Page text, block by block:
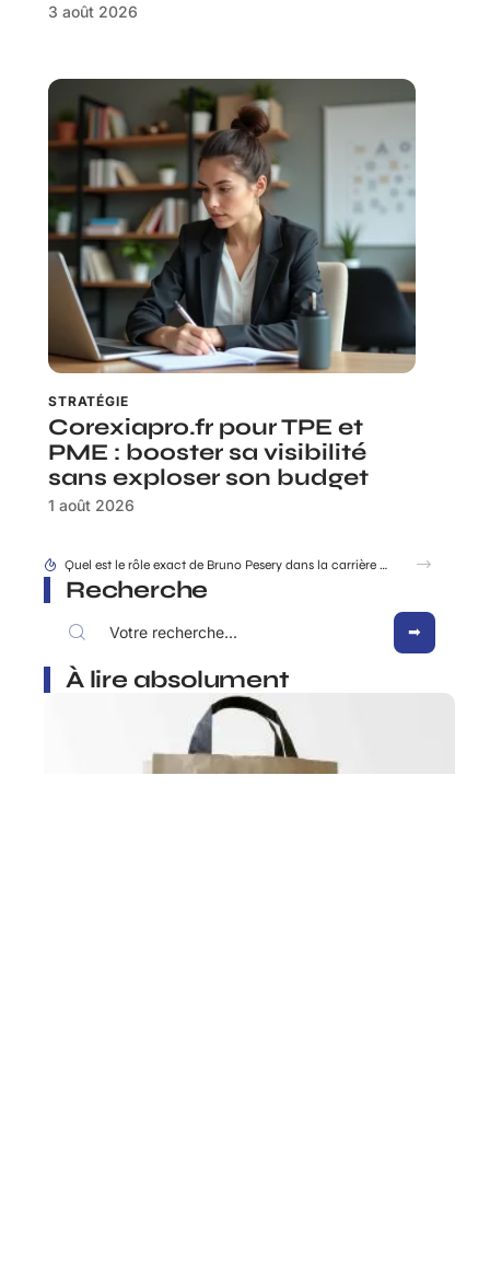
3 août 2026
STRATÉGIE
Corexiapro.fr pour TPE et
PME : booster sa visibilité
sans exploser son budget
1 août 2026
Facture simplifie-ta-compta.fr : les mentions obligatoires à ne surtout pas oublier
Recherche
À lire absolument